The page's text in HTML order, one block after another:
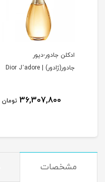
ادکلن جادور-دیور
جادور(ژادور) | Dior J’adore
36,307,800 تومان
مشخصات